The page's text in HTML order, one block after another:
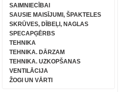
SAIMNIECĪBAI
SAUSIE MAISĪJUMI, ŠPAKTELES
SKRŪVES, DĪBEĻI, NAGLAS
SPECAPĢĒRBS
TEHNIKA
TEHNIKA. DĀRZAM
TEHNIKA. UZKOPŠANAS
VENTILĀCIJA
ŽOGI UN VĀRTI